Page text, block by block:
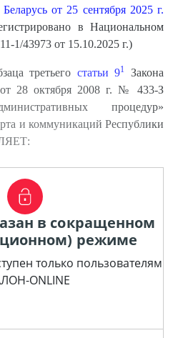
от 25 сентября 2025 г.
в Национальном
1/43973 от 15.10.2025 г.)
третьего статьи 91
Закона
от 28 октября 2008 г. № 433-З
процедур»
и коммуникаций Республики
в сокращенном
режиме
только пользователям
ONLINE